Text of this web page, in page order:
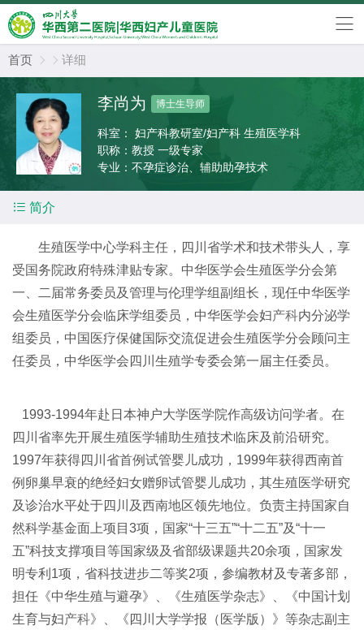
首页   详细
李尚为 博士生导师
科室：
妇产科教研室/妇产科 生殖医学科
职称： 教授 一级专家
专业： 不孕症诊治、辅助助孕技术
 简介
生殖医学中心学科主任，四川省学术和技术带头人，享
受国务院政府特殊津贴专家。中华医学会生殖医学分会第
一、二届常务委员及管理与伦理学组副组长，现任中华医学
会生殖医学分会临床学组委员，中华医学会妇产科内分泌学
组委员，中国医疗保健国际交流促进会生殖医学分会顾问主
任委员，中华医学会四川生殖学专委会第一届主任委员。
1993-1994年赴日本神户大学医学院作高级访问学者。在
四川省率先开展生殖医学辅助生殖技术临床及前沿研究。
1997年获得四川省首例试管婴儿成功，1999年获得西南首
例卵巢早衰的绝经妇女赠卵试管婴儿成功，其生殖医学研究
及诊治水平处于四川及西南地区领先地位。负责主持国家自
然科学基金面上项目3项，国家“十三五”“十二五”及“十一
五”科技支撑项目等国家级及省部级课题共20余项，国家发
明专利1项，省科技进步二等奖2项，参编教材及专著多部，
担任《中华生殖与避孕》、《生殖医学杂志》、《中国计划
生育与妇产科》、《四川大学学报（医学版）》等杂志副主